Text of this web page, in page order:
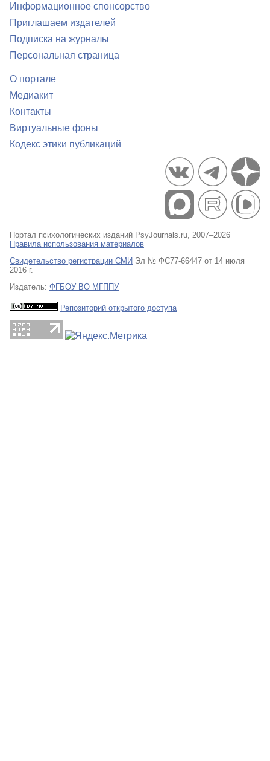
Информационное спонсорство
Приглашаем издателей
Подписка на журналы
Персональная страница
О портале
Медиакит
Контакты
Виртуальные фоны
Кодекс этики публикаций
Портал психологических изданий PsyJournals.ru, 2007–2026
Правила использования материалов
Свидетельство регистрации СМИ Эл № ФС77-66447 от 14 июля
2016 г.
Издатель: ФГБОУ ВО МГППУ
Репозиторий открытого доступа